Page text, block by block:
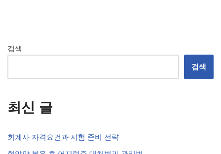
검색
검색
최신 글
회계사 자격요건과 시험 준비 전략